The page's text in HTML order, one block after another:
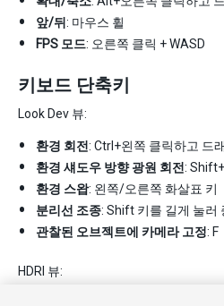
앞/뒤: 마우스 휠
FPS 모드: 오른쪽 클릭 + WASD
키보드 단축키
Look Dev 뷰:
환경 회전: Ctrl+왼쪽 클릭하고 드
환경 섀도우 방향 광원 회전:
환경 스왑: 왼쪽/오른쪽 화살표 키
분리선 조종: Shift 키를 길게 눌러
관찰된 오브젝트에 카메라 고정: F
HDRI 뷰: